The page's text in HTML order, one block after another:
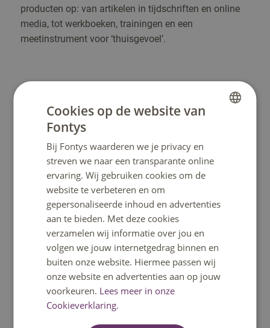
producten op: van artikelen in tijdschriften en online
media, tot werkboeken, trainingen en een
meetinstrument voor ‘thuisgevoel’.
Heb je een vraag?
Het klantcontactcentrum helpt je graag verder.
Bereikbaar op ma t/m vrij 08:30u – 17:00u uur.
Telefonisch bereikbaar tot 12:30u.
Bel: 08850 80000
WhatsApp
Signal
Cookies op de website van
Fontys
Bij Fontys waarderen we je privacy en
streven we naar een transparante online
ervaring. Wij gebruiken cookies om de
website te verbeteren en om
gepersonaliseerde inhoud en advertenties
aan te bieden. Met deze cookies
verzamelen wij informatie over jou en
volgen we jouw internetgedrag binnen en
buiten onze website. Hiermee passen wij
onze website en advertenties aan op jouw
voorkeuren. Lees meer in onze
Cookieverklaring.